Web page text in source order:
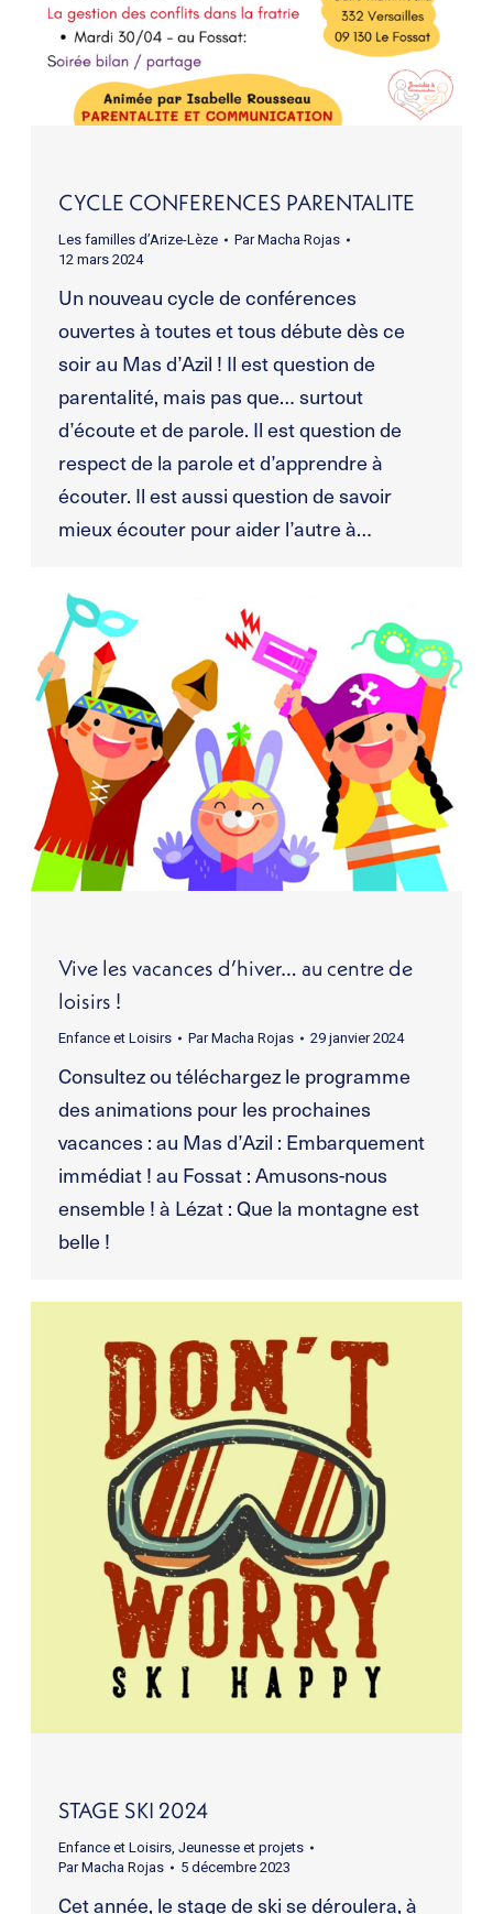
CYCLE CONFERENCES PARENTALITE
Les familles d’Arize-Lèze ParMacha Rojas
12 mars 2024
Un nouveau cycle de conférences
ouvertes à toutes et tous débute dès ce
soir au Mas d’Azil ! Il est question de
parentalité, mais pas que… surtout
d’écoute et de parole. Il est question de
respect de la parole et d’apprendre à
écouter. Il est aussi question de savoir
mieux écouter pour aider l’autre à…
Vive les vacances d’hiver… au centre de
loisirs !
Enfance et Loisirs ParMacha Rojas 29 janvier 2024
Consultez ou téléchargez le programme
des animations pour les prochaines
vacances : au Mas d’Azil : Embarquement
immédiat ! au Fossat : Amusons-nous
ensemble ! à Lézat : Que la montagne est
belle !
STAGE SKI 2024
Enfance et Loisirs, Jeunesse et projets
ParMacha Rojas 5 décembre 2023
Cet année, le stage de ski se déroulera, à